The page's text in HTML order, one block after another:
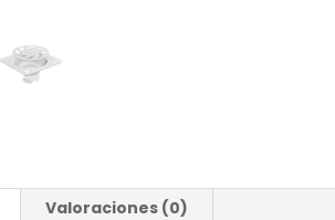
Valoraciones (0)